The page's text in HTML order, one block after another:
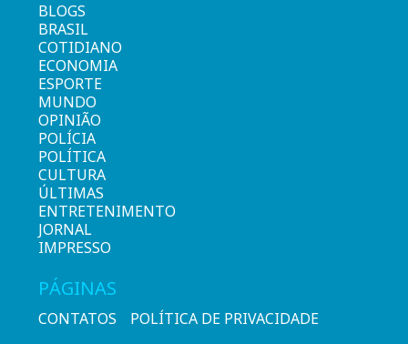
BLOGS
BRASIL
COTIDIANO
ECONOMIA
ESPORTE
MUNDO
OPINIÃO
POLÍCIA
POLÍTICA
CULTURA
ÚLTIMAS
ENTRETENIMENTO
JORNAL
IMPRESSO
PÁGINAS
CONTATOS POLÍTICA DE PRIVACIDADE